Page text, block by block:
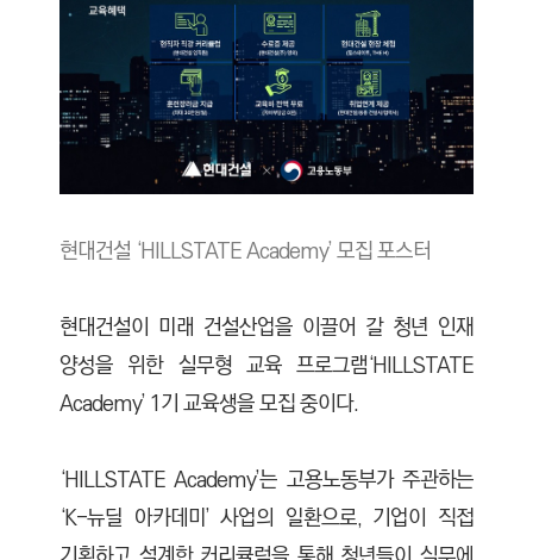
현대건설 ‘HILLSTATE Academy’ 모집 포스터
현대건설이 미래 건설산업을 이끌어 갈 청년 인재
양성을 위한 실무형 교육 프로그램‘HILLSTATE
Academy’ 1기 교육생을 모집 중이다.
‘HILLSTATE Academy’는 고용노동부가 주관하는
‘K-뉴딜 아카데미’ 사업의 일환으로, 기업이 직접